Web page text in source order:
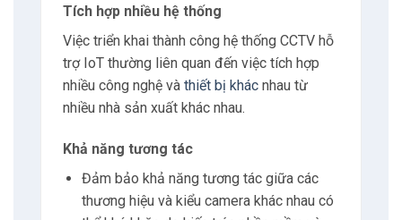
Kết nối LTEtốc độ cao cũng tăng
tin cậy trong nhiều môi trường hoạt động
khác nhau.
có dây có thể không đáng tin
cậy hoặc không khả dụng
chẳng hạn như các khu vực xa